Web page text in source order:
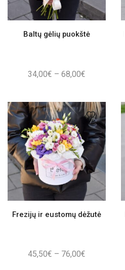
Baltų gėlių puokštė
34,00€ – 68,00€
through
68,00€
Frezijų ir eustomų dėžutė
45,50€ – 76,00€